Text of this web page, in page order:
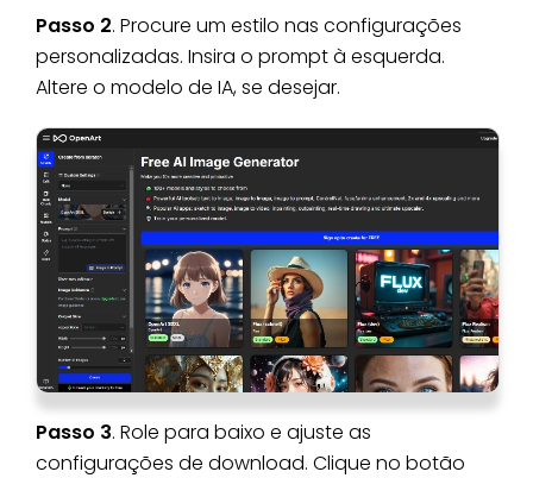
Passo 2. Procure um estilo nas configurações
personalizadas. Insira o prompt à esquerda.
Altere o modelo de IA, se desejar.
Passo 3. Role para baixo e ajuste as
configurações de download. Clique no botão